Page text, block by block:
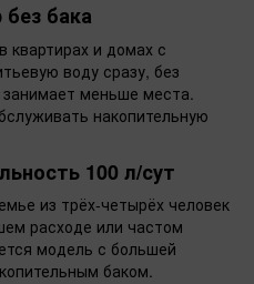
бака
квартирах и домах с
воду сразу, без
меньше места.
накопительную
100 л/сут
из трёх-четырёх человек
расходе или частом
модель с большей
баком.